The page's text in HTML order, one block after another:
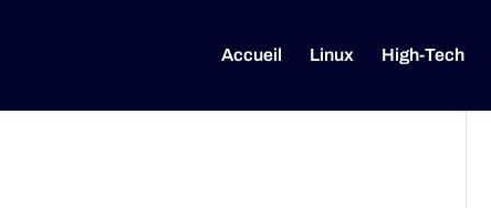
Accueil Linux High-Tech